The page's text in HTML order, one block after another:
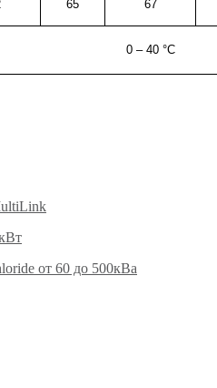
65 67
0 – 40 °C
от 60 до 500кВа